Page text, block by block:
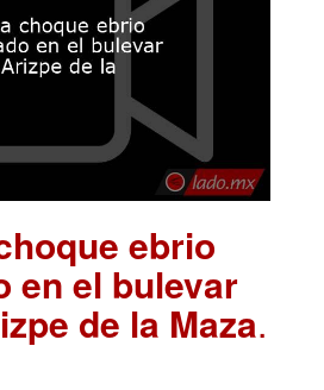
ebrio
en el bulevar
de la Maza.